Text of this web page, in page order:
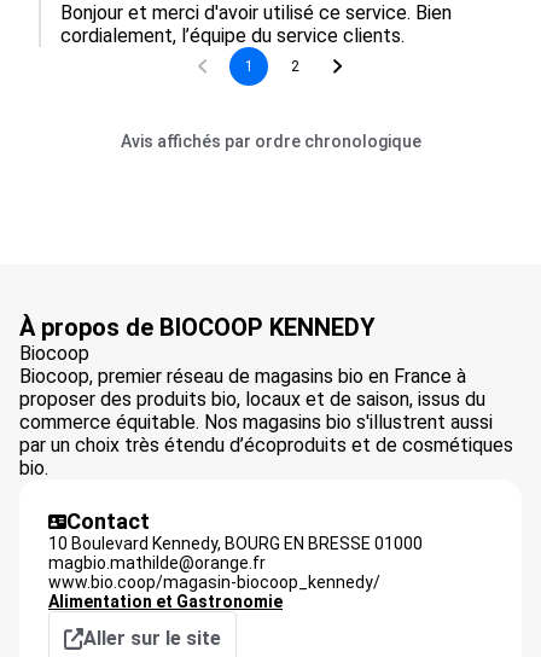
Bonjour et merci d'avoir utilisé ce service. Bien
cordialement, l’équipe du service clients.
1 2
Avis affichés par ordre chronologique
À propos de BIOCOOP KENNEDY
Biocoop
Biocoop, premier réseau de magasins bio en France à
proposer des produits bio, locaux et de saison, issus du
commerce équitable. Nos magasins bio s'illustrent aussi
par un choix très étendu d’écoproduits et de cosmétiques
bio.
Contact
10 Boulevard Kennedy, BOURG EN BRESSE 01000
magbio.mathilde@orange.fr
www.bio.coop/magasin-biocoop_kennedy/
Alimentation et Gastronomie
Aller sur le site